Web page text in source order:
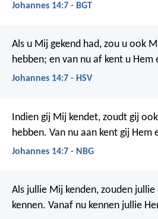
Johannes 14:7 - BGT
Als u Mij gekend had, zou u ook
hebben; en van nu af kent u Hem
Johannes 14:7 - HSV
Indien gij Mij kendet, zoudt gij
hebben. Van nu aan kent gij Hem
Johannes 14:7 - NBG
Als jullie Mij kenden, zouden
kennen. Vanaf nu kennen jullie